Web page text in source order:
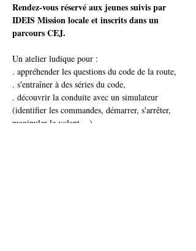
Rendez-vous réservé aux jeunes suivis par
IDEIS Mission locale et inscrits dans un
parcours CEJ.
Un atelier ludique pour :
. appréhender les questions du code de la route,
. s'entraîner à des séries du code,
. découvrir la conduite avec un simulateur
(identifier les commandes, démarrer, s'arrêter,
manipuler le volant ...)